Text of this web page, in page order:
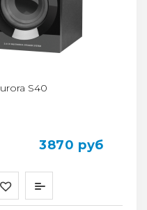
S40
3870 руб